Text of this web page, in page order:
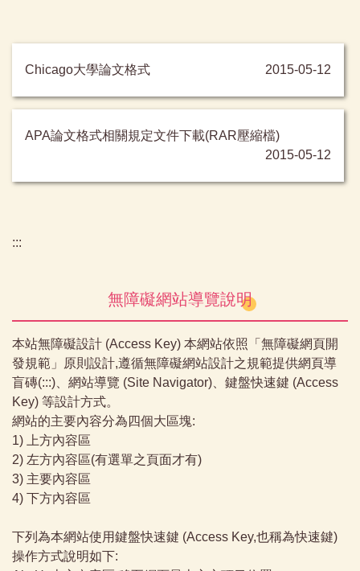
Chicago大學論文格式 2015-05-12
APA論文格式相關規定文件下載(RAR壓縮檔)
2015-05-12
:::
無障礙網站導覽說明
本站無障礙設計 (Access Key) 本網站依照「無障礙網頁開
發規範」原則設計,遵循無障礙網站設計之規範提供網頁導
盲磚(:::)、網站導覽 (Site Navigator)、鍵盤快速鍵 (Access
Key) 等設計方式。
網站的主要內容分為四個大區塊:
1) 上方內容區
2) 左方內容區(有選單之頁面才有)
3) 主要內容區
4) 下方內容區
下列為本網站使用鍵盤快速鍵 (Access Key,也稱為快速鍵)
操作方式說明如下: